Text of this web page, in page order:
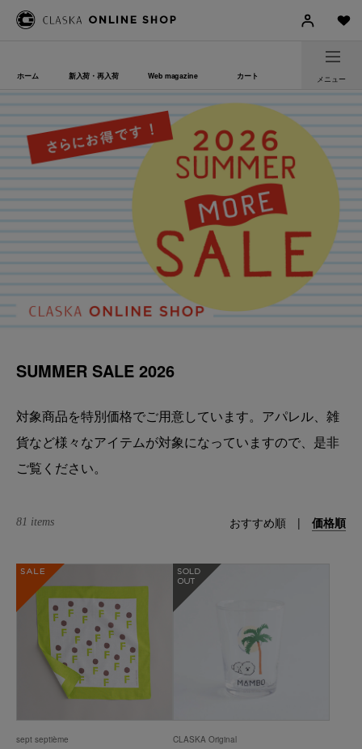
ホーム 新入荷・再入荷 Web magazine カート メニュー
SUMMER SALE 2026
対象商品を特別価格でご用意しています。アパレル、雑
貨など様々なアイテムが対象になっていますので、是非
ご覧ください。
おすすめ順 | 価格順
81 items
sept septième CLASKA Original